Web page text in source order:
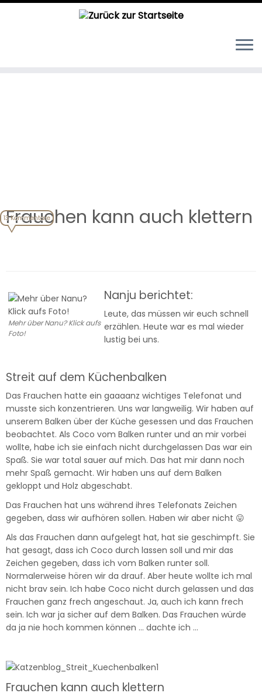
Frauchen kann auch klettern
13 Kommentare
Mehr über Nanu? Klick aufs
Foto!
Nanju berichtet:
Leute, das müssen wir euch schnell
erzählen. Heute war es mal wieder
lustig bei uns.
Streit auf dem Küchenbalken
Das Frauchen hatte ein gaaaanz wichtiges Telefonat und
musste sich konzentrieren. Uns war langweilig. Wir haben auf
unserem Balken über der Küche gesessen und das Frauchen
beobachtet. Als Coco vom Balken runter und an mir vorbei
wollte, habe ich sie einfach nicht durchgelassen Das war ein
Spaß. Sie war total sauer auf mich. Das hat mir dann noch
mehr Spaß gemacht. Wir haben uns auf dem Balken
gekloppt und Holz abgeschabt.
Das Frauchen hat uns während ihres Telefonats Zeichen
gegeben, dass wir aufhören sollen. Haben wir aber nicht 😛
Als das Frauchen dann aufgelegt hat, hat sie geschimpft. Sie
hat gesagt, dass ich Coco durch lassen soll und mir das
Zeichen gegeben, dass ich vom Balken runter soll.
Normalerweise hören wir da drauf. Aber heute wollte ich mal
nicht brav sein. Ich habe Coco nicht durch gelassen und das
Frauchen ganz frech angeschaut. Ja, auch ich kann frech
sein. Ich war ja sicher auf dem Balken. Das Frauchen würde
da ja nie hoch kommen können … dachte ich …
Frauchen kann auch klettern